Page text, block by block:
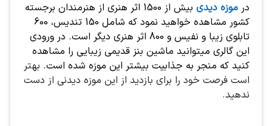
در موزه دیدی
بیش از 1500 اثر هنری از هنرمندان برجسته
کشور مشاهده خواهید نمود که شامل 150 تندیس، 600
تابلوی زیبا و نفیس و 800 اثر هنری دیگر است. در ورودی
این گالری میتوانید ماشین بنز قدیمی زیبایی را مشاهده
کنید که منجر به جذابیت بیشتر این موزه شده است. بهتر
است فرصت خود را برای بازدید از این موزه دیدنی از دست
ندهید.